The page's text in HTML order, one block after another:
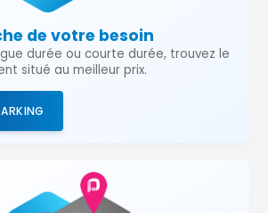
de votre besoin
durée ou courte durée, trouvez le
situé au meilleur prix.